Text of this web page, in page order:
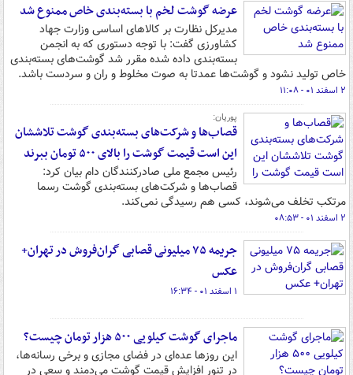
عرضه گوشت‌ لخم با بسته‌بندی خاص ممنوع شد
مدیرکل نظارت بر کالاهای اساسی وزارت جهاد
کشاورزی گفت: با توجه دستوری که به انجمن
بسته‌بندی داده شده مقرر شد ‌گوشت‌های بسته‌بندی
خاص ‌تولید نشود و گوشت‌ها عمدتا به صوت مخلوط و ران و سردست باشد.
۲ اسفند ۰۱ - ۱۱:۰۸
پوریان:
قصاب‌ها و شرکت‌های بسته‌بندی گوشت تلاششان
این است قیمت گوشت را بالای ۵۰۰ تومان ببرند
رئیس مجمع ملی صادرکنندگان دام بیان کرد:
قصاب‌ها و شرکت‌های بسته‌بندی گوشت رسما
مرتکب تخلف می‌شوند، کسی هم رسیدگی نمی‌کند.
۲ اسفند ۰۱ - ۰۸:۵۳
جریمه ۷۵ میلیونی قصابی گران‌فروش در تهران+
عکس
۱ اسفند ۰۱ - ۱۶:۳۴
ماجرای گوشت کیلویی ۵۰۰ هزار تومان چیست؟
این روزها عده‌ای در فضای مجازی و برخی رسانه‌ها،
در تنور افزایش قیمت گوشت می‌دمند و سعی در